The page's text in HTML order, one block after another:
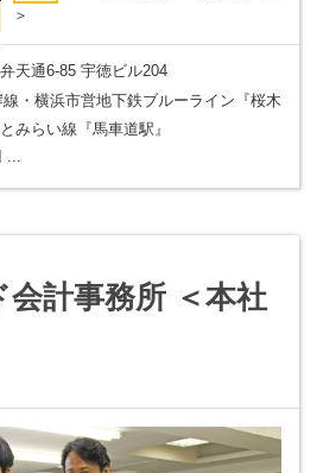
＞
天通6-85 宇徳ビル204
・横浜市営地下鉄ブルーライン『桜木
みらい線『馬車道駅』
...
計事務所 ＜本社